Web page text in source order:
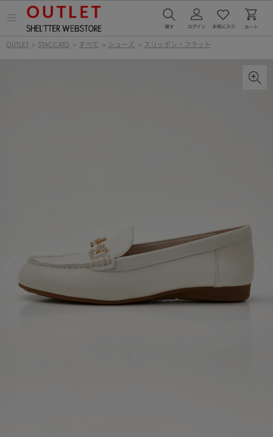
ー
OUTLET > STACCATO > すべて > シューズ > スリッポン・フラット